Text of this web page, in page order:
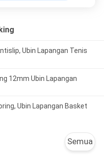
Ubin Lapangan Tenis
12mm Ubin Lapangan
Ubin Lapangan Basket
Semua